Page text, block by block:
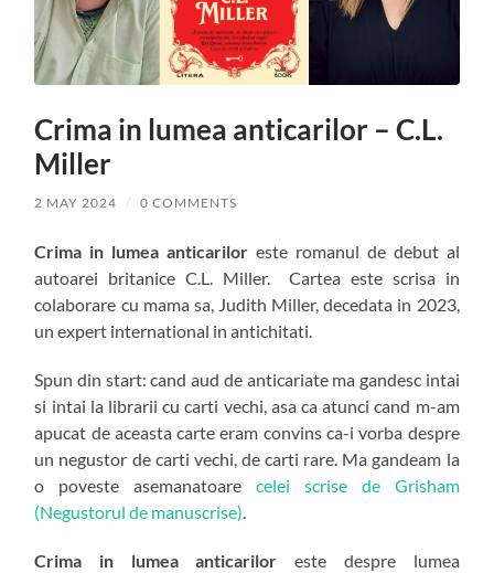
Crima in lumea anticarilor – C.L.
Miller
2 MAY 2024 / 0 COMMENTS
Crima in lumea anticarilor este romanul de debut al
autoarei britanice C.L. Miller. Cartea este scrisa in
colaborare cu mama sa, Judith Miller, decedata in 2023,
un expert international in antichitati.
Spun din start: cand aud de anticariate ma gandesc intai
si intai la librarii cu carti vechi, asa ca atunci cand m-am
apucat de aceasta carte eram convins ca-i vorba despre
un negustor de carti vechi, de carti rare. Ma gandeam la
o poveste asemanatoare celei scrise de Grisham
(Negustorul de manuscrise).
Crima in lumea anticarilor este despre lumea